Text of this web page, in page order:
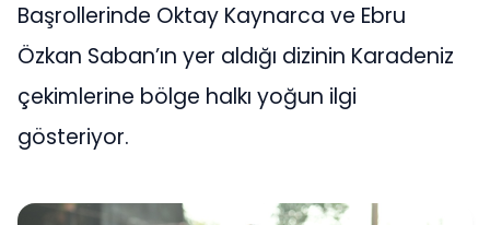
Başrollerinde Oktay Kaynarca ve Ebru
Özkan Saban’ın yer aldığı dizinin Karadeniz
çekimlerine bölge halkı yoğun ilgi
gösteriyor.